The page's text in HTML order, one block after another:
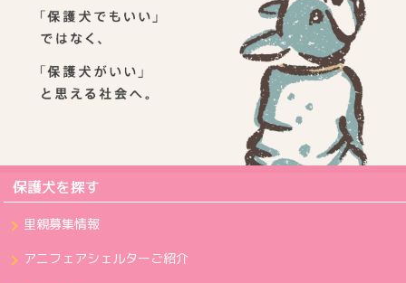
保護犬を探す
里親募集情報
アニフェアシェルターご紹介